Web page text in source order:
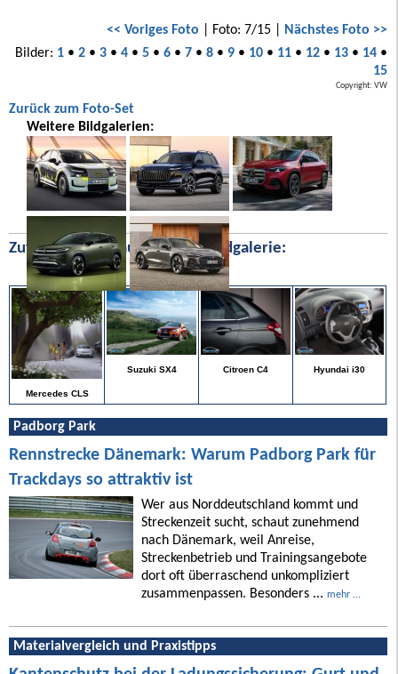
<< Voriges Foto | Foto: 7/15 | Nächstes Foto >>
Bilder: 1• 2• 3• 4• 5• 6• 7• 8• 9• 10• 11• 12• 13• 14•
15
Copyright: VW
Zurück zum Foto-Set
Weitere Bildgalerien:
Zufällige Bilder aus unserer Bildgalerie:
Mercedes CLS
Suzuki SX4 Citroen C4 Hyundai i30
Padborg Park
Rennstrecke Dänemark: Warum Padborg Park für
Trackdays so attraktiv ist
Wer aus Norddeutschland kommt und
Streckenzeit sucht, schaut zunehmend
nach Dänemark, weil Anreise,
Streckenbetrieb und Trainingsangebote
dort oft überraschend unkompliziert
zusammenpassen. Besonders ... mehr ...
Materialvergleich und Praxistipps